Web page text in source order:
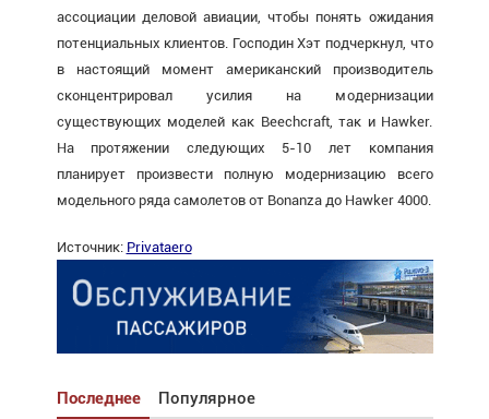
ассоциации деловой авиации, чтобы понять ожидания
потенциальных клиентов. Господин Хэт подчеркнул, что
в настоящий момент американский производитель
сконцентрировал усилия на модернизации
существующих моделей как Beechcraft, так и Hawker.
На протяжении следующих 5-10 лет компания
планирует произвести полную модернизацию всего
модельного ряда самолетов от Bonanza до Hawker 4000.
Источник: Privataero
Последнее Популярное